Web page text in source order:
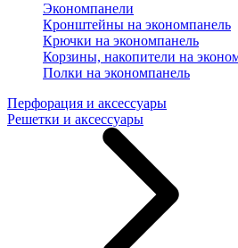
Экономпанели
Кронштейны на экономпанель
Крючки на экономпанель
Корзины, накопители на
Полки на экономпанель
Перфорация и аксессуары
Решетки и аксессуары